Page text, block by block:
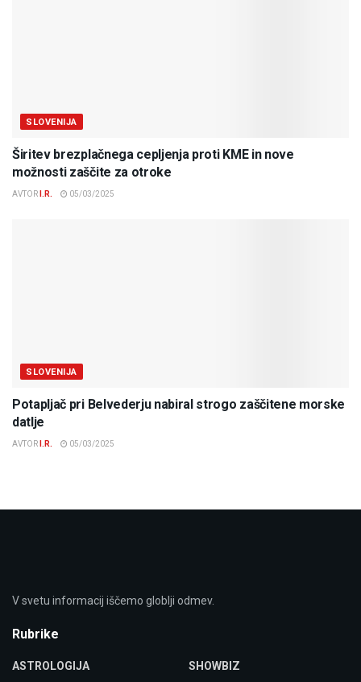
SLOVENIJA
Širitev brezplačnega cepljenja proti KME in nove
možnosti zaščite za otroke
AVTOR I.R. 05/03/2025
SLOVENIJA
Potapljač pri Belvederju nabiral strogo zaščitene morske
datlje
AVTOR I.R. 05/03/2025
V svetu informacij iščemo globlji odmev.
Rubrike
ASTROLOGIJA
SHOWBIZ